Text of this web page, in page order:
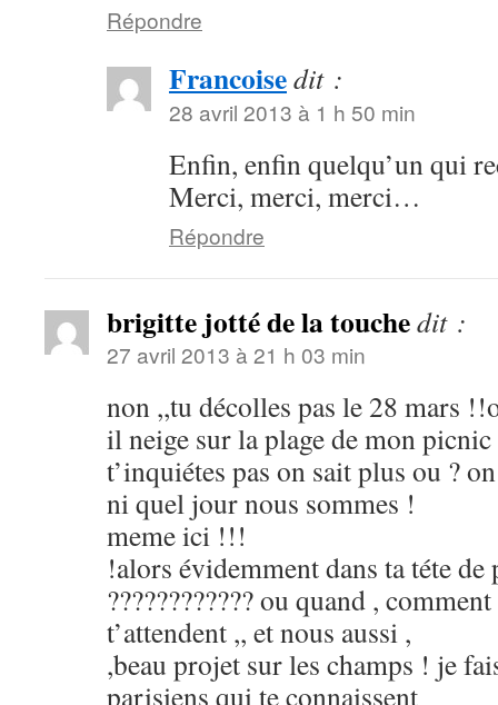
Répondre
Francoisedit :
28 avril 2013 à 1 h 50 min
Enfin, enfin quelqu’un qui
Merci, merci, merci…
Répondre
brigitte jotté de la touchedit :
27 avril 2013 à 21 h 03 min
non ,,tu décolles pas le 28 mars
il neige sur la plage de mon
t’inquiétes pas on sait plus ou ?
ni quel jour nous sommes !
meme ici !!!
!alors évidemment dans ta téte de
???????????? ou quand ,
t’attendent ,, et nous aussi ,
,beau projet sur les champs ! je
parisiens qui te connaissent